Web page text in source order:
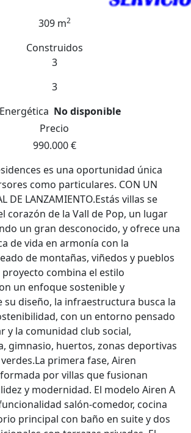
309 m2
Construidos
3
3
No disponible
Precio
990.000 €
es una oportunidad única
como particulares. CON UN
DE LANZAMIENTO.Estás villas se
corazón de la Vall de Pop, un lugar
un gran desconocido, y ofrece una
de vida en armonía con la
de montañas, viñedos y pueblos
combina el estilo
un enfoque sostenible y
su diseño, la infraestructura busca la
con un entorno pensado
y la comunidad club social,
gimnasio, huertos, zonas deportivas
primera fase, Airen
por villas que fusionan
y modernidad. El modelo Airen A
salón-comedor, cocina
principal con baño en suite y dos